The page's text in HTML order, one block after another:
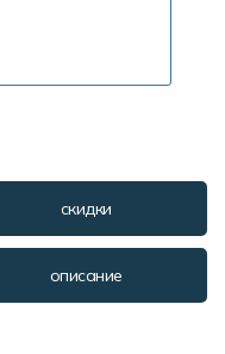
скидки
описание